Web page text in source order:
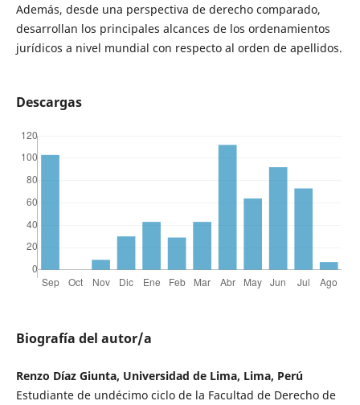
Además, desde una perspectiva de derecho comparado,
desarrollan los principales alcances de los ordenamientos
jurídicos a nivel mundial con respecto al orden de apellidos.
Descargas
Biografía del autor/a
Renzo Díaz Giunta, Universidad de Lima, Lima, Perú
Estudiante de undécimo ciclo de la Facultad de Derecho de